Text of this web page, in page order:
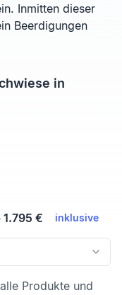
Inmitten dieser
Beerdigungen
in
1.795 € inklusive
Produkte und